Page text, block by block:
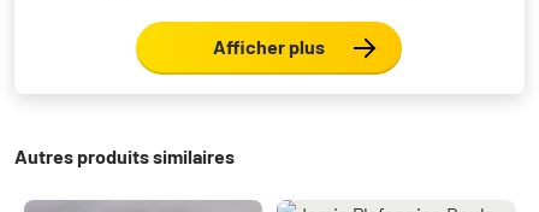
Afficher plus
Autres produits similaires